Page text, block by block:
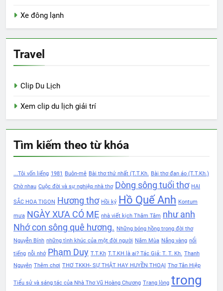
Xe đông lạnh
Travel
Clip Du Lịch
Xem clip du lịch giải trí
Tìm kiếm theo từ khóa
...Tôi vốn liếng 1981 Buôn-mê Bài thơ thứ nhất (T.T.Kh. Bài thơ đan áo (T.T.Kh.)
Chờ nhau Cuộc đời và sự nghiệp nhà thơ Dòng sông tuổi thơ HAI
SẮC HOA TIGON Hương thơ Hồi ký Hồ Quế Anh Kontum
mưa NGÀY XƯA CÓ MẸ nhà viết kịch Thâm Tâm như anh
Nhớ con sông quê hương. Những bóng hồng trong đời thơ
Nguyễn Bính những tình khúc của một đời người Năm Mùa Nắng vàng nổi
tiếng nỗi nhớ Phạm Duy T.T.Kh T.T.KH là ai? Tác Giả: T. T. Kh. Thanh
Nguyên Thêm chơi THƠ TKKH- SỰ THẬT HAY HUYỀN THOẠI Thơ Tân Hiệp
Tiểu sử và sáng tác của Nhà Thơ Vũ Hoàng Chương Trang lòng trong